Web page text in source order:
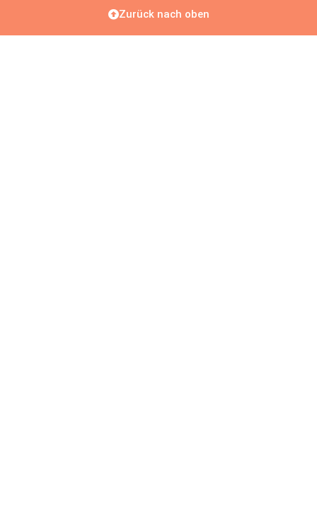
Zurück nach oben